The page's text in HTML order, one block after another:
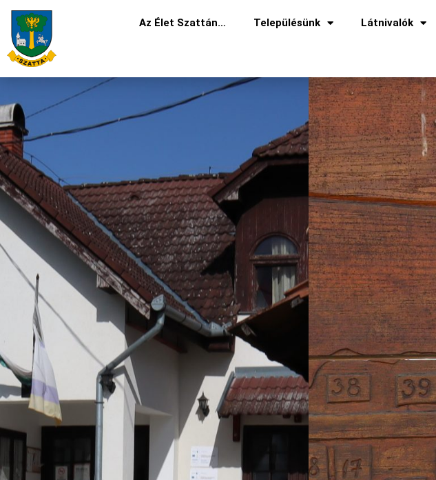
Skip
content
Az Élet Szattán… Településünk Látnivalók